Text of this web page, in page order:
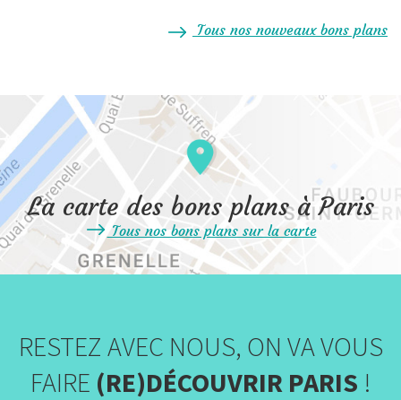
Tous nos nouveaux bons plans
La carte des bons plans à Paris
Tous nos bons plans sur la carte
RESTEZ AVEC NOUS, ON VA VOUS
FAIRE (RE)DÉCOUVRIR PARIS !